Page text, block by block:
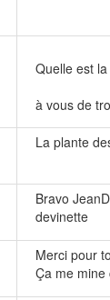
Quelle est
à vous de
La plante
Bravo
devinette
Merci pour
Ça me